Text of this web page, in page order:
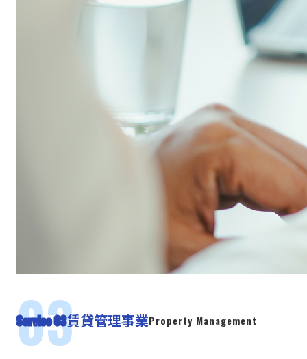
Service 03賃貸管理事業Property Management